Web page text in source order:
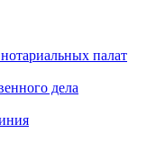
палат
дела